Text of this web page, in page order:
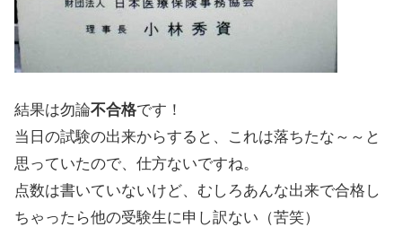
結果は勿論不合格です！
当日の試験の出来からすると、これは落ちたな～～と
思っていたので、仕方ないですね。
点数は書いていないけど、むしろあんな出来で合格し
ちゃったら他の受験生に申し訳ない（苦笑）